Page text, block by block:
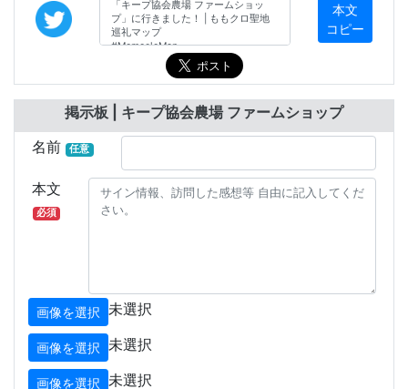
本文
コピー
掲示板 | キープ協会農場 ファームショップ
名前
任意
本文
必須
画像を選択 未選択
画像を選択 未選択
画像を選択 未選択